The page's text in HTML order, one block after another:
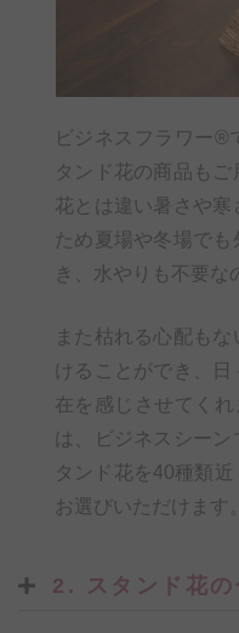
ビジネスフラワー®
タンド花の商品も
花とは違い暑さや
ため夏場や冬場で
き、水やりも不要な
また枯れる心配も
けることができ、
在を感じさせてく
は、ビジネスシー
タンド花を40種類
お選びいただけます。
2. スタンド花の